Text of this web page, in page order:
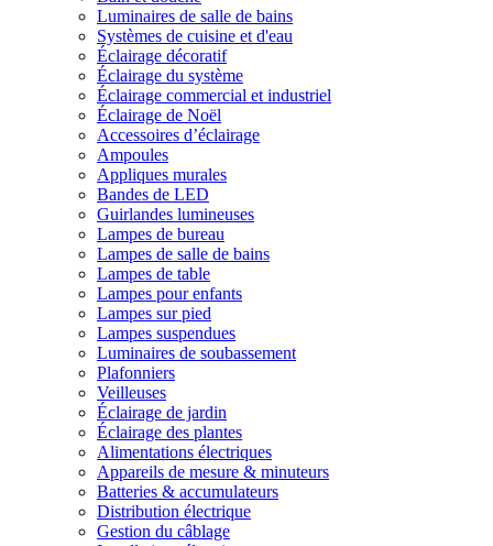
Luminaires de salle de bains
Systèmes de cuisine et d'eau
Éclairage décoratif
Éclairage du système
Éclairage commercial et industriel
Éclairage de Noël
Accessoires d’éclairage
Ampoules
Appliques murales
Bandes de LED
Guirlandes lumineuses
Lampes de bureau
Lampes de salle de bains
Lampes de table
Lampes pour enfants
Lampes sur pied
Lampes suspendues
Luminaires de soubassement
Plafonniers
Veilleuses
Éclairage de jardin
Éclairage des plantes
Alimentations électriques
Appareils de mesure & minuteurs
Batteries & accumulateurs
Distribution électrique
Gestion du câblage